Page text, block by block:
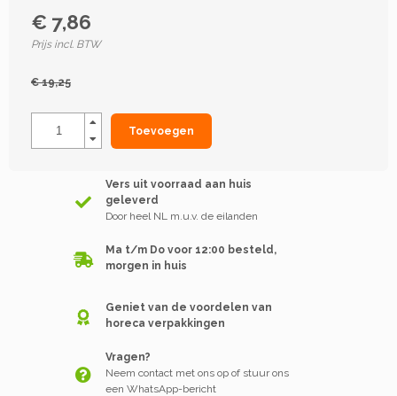
€ 7,86
Prijs incl. BTW
€ 19,25
Toevoegen
Vers uit voorraad aan huis
geleverd
Door heel NL m.u.v. de eilanden
Ma t/m Do voor 12:00 besteld,
morgen in huis
Geniet van de voordelen van
horeca verpakkingen
Vragen?
Neem contact met ons op of stuur ons
een WhatsApp-bericht